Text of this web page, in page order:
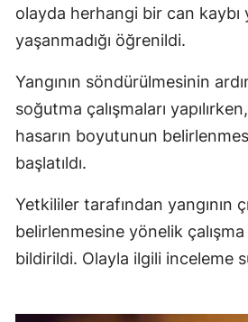
olayda herhangi bir can kaybı
yaşanmadığı öğrenildi.
Yangının söndürülmesinin
soğutma çalışmaları
hasarın boyutunun
başlatıldı.
Yetkililer tarafından yangının
belirlenmesine yönelik çalışma
bildirildi. Olayla ilgili inceleme